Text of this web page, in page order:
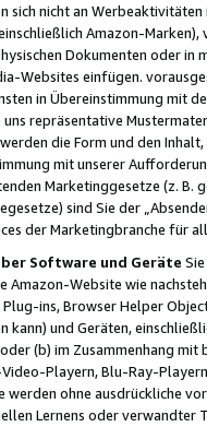
sich nicht an
Amazon-
Dokumenten oder in
Websites einfügen.
in Übereinstimmung mit
repräsentative
die Form und den
mit unserer
Marketinggesetze (z. B.
sind Sie der
der Marketingbranche für
Software und Geräte
Amazon-Website wie
ins, Browser Helper
kann) und Geräten,
(b) im Zusammenhang
Playern, Blu-Ray-
werden ohne ausdrückliche
Lernens oder